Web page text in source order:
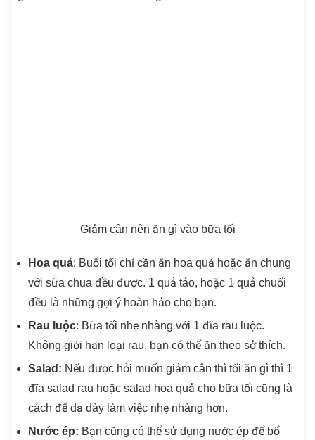
Giảm cân nên ăn gì vào bữa tối
Hoa quả: Buổi tối chỉ cần ăn hoa quả hoặc ăn chung
với sữa chua đều được. 1 quả táo, hoặc 1 quả chuối
đều là những gợi ý hoàn hảo cho bạn.
Rau luộc: Bữa tối nhẹ nhàng với 1 đĩa rau luộc.
Không giới hạn loại rau, bạn có thể ăn theo sở thích.
Salad: Nếu được hỏi muốn giảm cân thì tối ăn gì thì 1
đĩa salad rau hoặc salad hoa quả cho bữa tối cũng là
cách để dạ dày làm việc nhẹ nhàng hơn.
Nước ép: Bạn cũng có thể sử dụng nước ép để bổ